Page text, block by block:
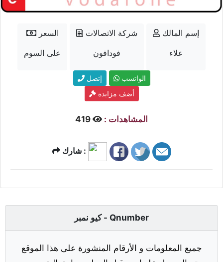
السعر
على السوم
شركة الاتصالات
فودافون
إسم المالك
علاء
إتصل
الواتسب
أضف مزايدة
المشاهدات :
شارك :
كيو نمبر - Qnumber
جميع المعلومات و الأرقام المنشورة على هذا الموقع